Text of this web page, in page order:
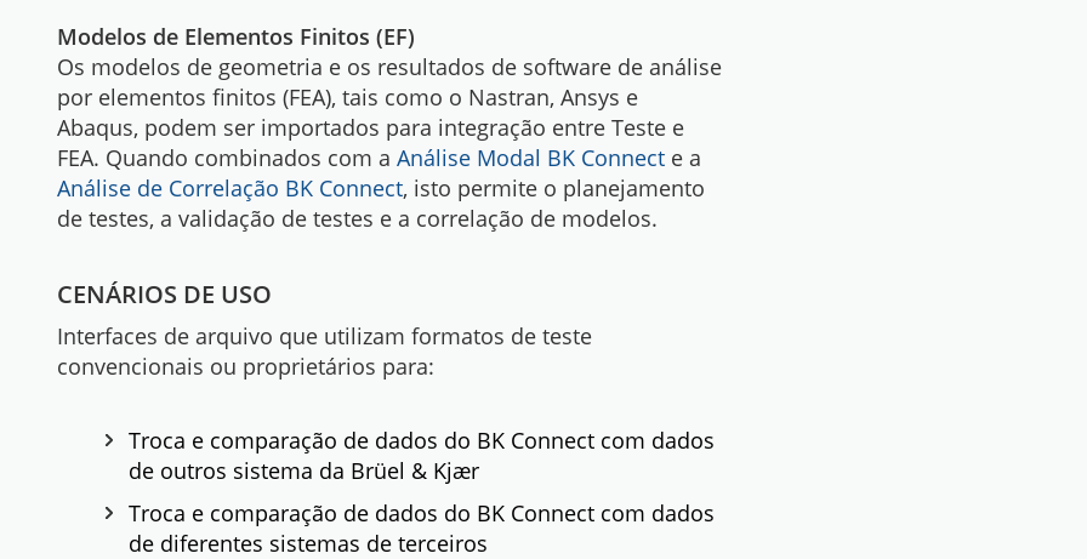
Modelos de Elementos Finitos (EF)
Os modelos de geometria e os resultados de software de análise
por elementos finitos (FEA), tais como o Nastran, Ansys e
Abaqus, podem ser importados para integração entre Teste e
FEA. Quando combinados com a Análise Modal BK Connect e a
Análise de Correlação BK Connect, isto permite o planejamento
de testes, a validação de testes e a correlação de modelos.
CENÁRIOS DE USO
Interfaces de arquivo que utilizam formatos de teste
convencionais ou proprietários para:
Troca e comparação de dados do BK Connect com dados
de outros sistema da Brüel & Kjær
Troca e comparação de dados do BK Connect com dados
de diferentes sistemas de terceiros